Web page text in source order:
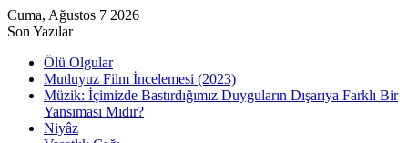
Cuma, Ağustos 7 2026
Son Yazılar
Ölü Olgular
Mutluyuz Film İncelemesi (2023)
Müzik: İçimizde Bastırdığımız Duyguların Dışarıya Farklı Bir
Yansıması Mıdır?
Niyâz